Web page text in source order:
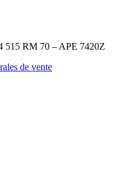
515 RM 70 – APE 7420Z
de vente